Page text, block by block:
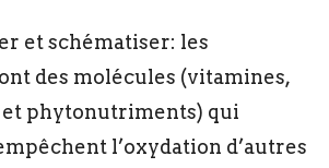
et schématiser: les
des molécules (vitamines,
phytonutriments) qui
l’oxydation d’autres